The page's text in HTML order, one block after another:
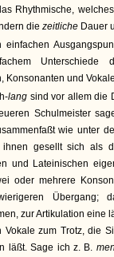
Rhythmische,
die zeitliche Dauer
einfachen
Unterschiede
Konsonanten und
lang sind vor allem die
Schulmeister
wie unter
ihnen gesellt sich als
und Lateinischen
oder mehrere
Übergang;
zur Artikulation eine
Vokale zum Trotz, die
läßt. Sage ich z. B.